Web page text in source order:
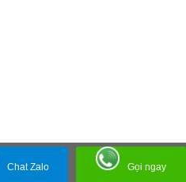
Gọi ngay
Chat Zalo